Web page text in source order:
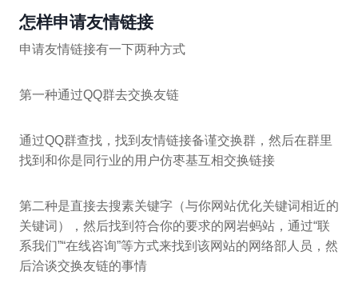
怎样申请友情链接
申请友情链接有一下两种方式
第一种通过QQ群去交换友链
通过QQ群查找，找到友情链接备谨交换群，然后在群里
找到和你是同行业的用户仿枣基互相交换链接
第二种是直接去搜素关键字（与你网站优化关键词相近的
关键词），然后找到符合你的要求的网岩蚂站，通过“联
系我们”“在线咨询”等方式来找到该网站的网络部人员，然
后洽谈交换友链的事情